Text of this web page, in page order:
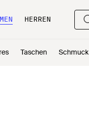
HERREN
Taschen Schmuck